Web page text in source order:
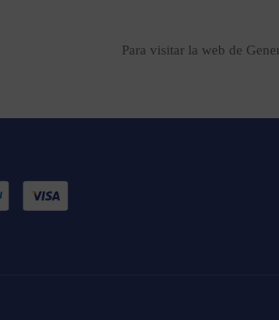
Para visitar la web de